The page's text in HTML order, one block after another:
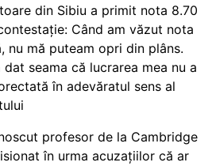
din Sibiu a primit nota 8.70
Când am văzut nota
nu mă puteam opri din plâns.
dat seama că lucrarea mea nu a
în adevăratul sens al
profesor de la Cambridge
în urma acuzațiilor că ar